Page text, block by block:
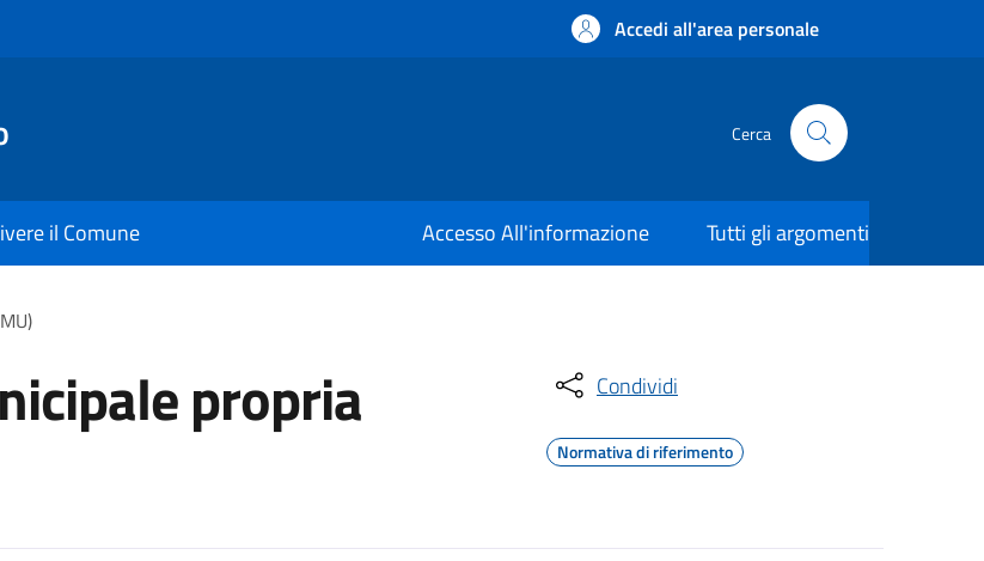
Accedi all'area personale
Cerca
il Comune Accesso All'informazione Tutti gli argomenti
propria Condividi
Normativa di riferimento